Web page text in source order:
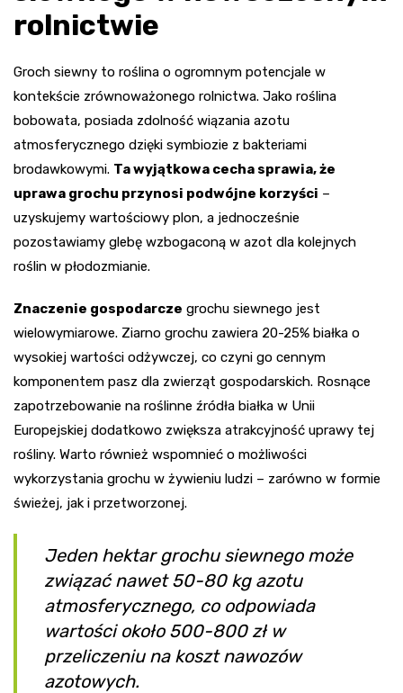
rolnictwie
Groch siewny to roślina o ogromnym potencjale w
kontekście zrównoważonego rolnictwa. Jako roślina
bobowata, posiada zdolność wiązania azotu
atmosferycznego dzięki symbiozie z bakteriami
brodawkowymi. Ta wyjątkowa cecha sprawia, że
uprawa grochu przynosi podwójne korzyści –
uzyskujemy wartościowy plon, a jednocześnie
pozostawiamy glebę wzbogaconą w azot dla kolejnych
roślin w płodozmianie.
Znaczenie gospodarcze grochu siewnego jest
wielowymiarowe. Ziarno grochu zawiera 20-25% białka o
wysokiej wartości odżywczej, co czyni go cennym
komponentem pasz dla zwierząt gospodarskich. Rosnące
zapotrzebowanie na roślinne źródła białka w Unii
Europejskiej dodatkowo zwiększa atrakcyjność uprawy tej
rośliny. Warto również wspomnieć o możliwości
wykorzystania grochu w żywieniu ludzi – zarówno w formie
świeżej, jak i przetworzonej.
Jeden hektar grochu siewnego może
związać nawet 50-80 kg azotu
atmosferycznego, co odpowiada
wartości około 500-800 zł w
przeliczeniu na koszt nawozów
azotowych.